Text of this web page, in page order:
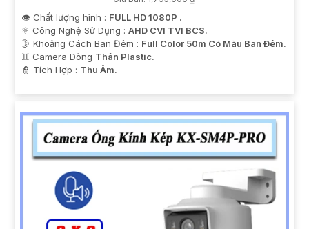
👁 Chất lượng hình : FULL HD 1080P .
⚛️ Công Nghệ Sử Dụng : AHD CVI TVI BCS.
🌛 Khoảng Cách Ban Đêm : Full Color 50m Có Màu Ban Ðêm.
♊ Camera Dòng Thân Plastic.
️👮 Tích Hợp : Thu Âm.